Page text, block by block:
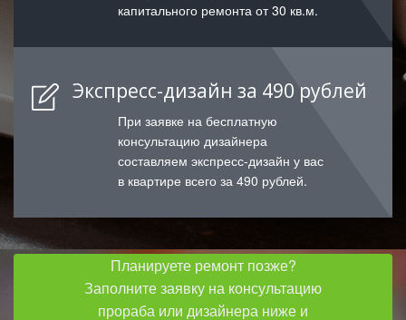
капитального ремонта от 30 кв.м.
Экспресс-дизайн за 490 рублей
При заявке на бесплатную
консультацию дизайнера
составляем экспресс-дизайн у вас
в квартире всего за 490 рублей.
Планируете ремонт позже?
Заполните заявку на консультацию
прораба или дизайнера ниже и